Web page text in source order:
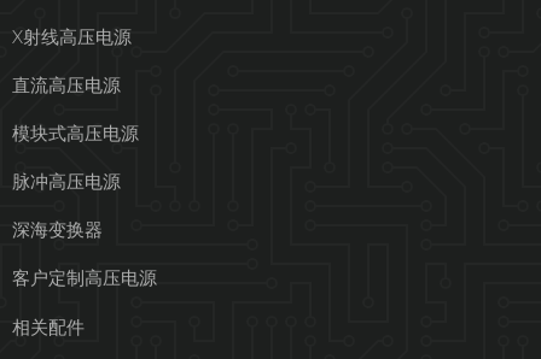
X射线高压电源
直流高压电源
模块式高压电源
脉冲高压电源
深海变换器
客户定制高压电源
相关配件